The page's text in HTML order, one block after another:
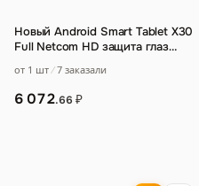
Новый Android Smart Tablet X30
Full Netcom HD защита глаз
планшетны…
от 1 шт 7 заказали
6 072.66 ₽